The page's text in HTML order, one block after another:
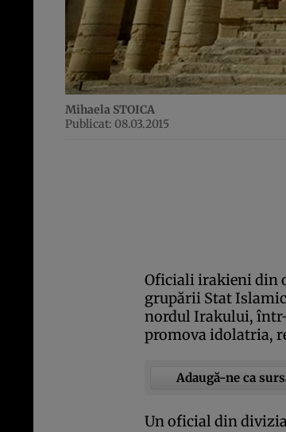
Mihaela STOICA
Publicat: 08.03.2015
Oficiali irakieni din
grupării Stat
nordul Irakului,
promova idolatria,
Adaugă-ne ca
Un oficial din